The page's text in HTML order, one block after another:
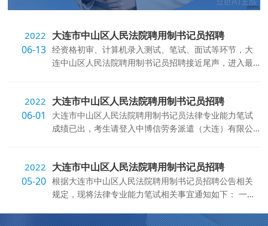
2022
06-13
大连市中山区人民法院聘用制书记员招聘
经资格初审、计算机录入测试、笔试、面试等环节，大
连中山区人民法院聘用制书记员招聘接近尾声，进入最
2022
06-01
大连市中山区人民法院聘用制书记员招聘
大连市中山区人民法院聘用制书记员法律专业能力笔试
成绩已出，考生请登入中博信劳务派遣（大连）有限公
2022
05-20
大连市中山区人民法院聘用制书记员招聘
根据大连市中山区人民法院聘用制书记员招聘公告相关
规定，现将法律专业能力笔试相关事宜通知如下： 一、